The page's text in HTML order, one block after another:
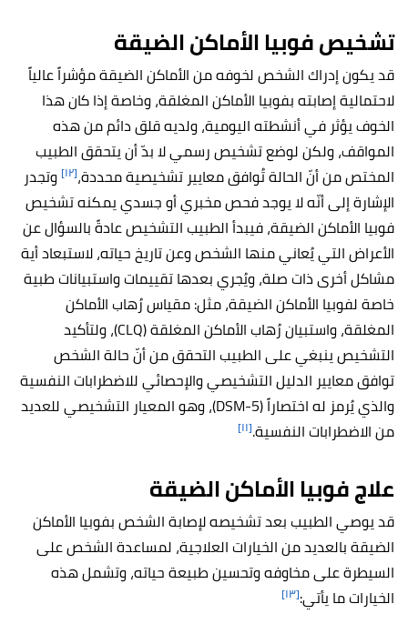
تشخيص فوبيا الأماكن الضيقة
قد يكون إدراك الشخص لخوفه من الأماكن الضيقة مؤشراً عالياً
لاحتمالية إصابته بفوبيا الأماكن المغلقة، وخاصة إذا كان هذا
الخوف يؤثر في أنشطته اليومية، ولديه قلق دائم من هذه
المواقف، ولكن لوضع تشخيص رسمي لا بدّ أن يتحقق الطبيب
المختص من أنّ الحالة تُوافق معايير تشخيصية محددة،[١٢]
وتجدر
الإشارة إلى أنّه لا يوجد فحص مخبري أو جسدي يمكنه تشخيص
فوبيا الأماكن الضيقة، فيبدأ الطبيب التشخيص عادةً بالسؤال عن
الأعراض التي يُعاني منها الشخص وعن تاريخ حياته، لاستبعاد أية
مشاكل أخرى ذات صلة، ويُجري بعدها تقييمات واستبيانات طبية
خاصة لفوبيا الأماكن الضيقة، مثل: مقياس رُهاب الأماكن
المغلقة، واستبيان رُهاب الأماكن المغلقة (CLQ)، ولتأكيد
التشخيص ينبغي على الطبيب التحقق من أنّ حالة الشخص
توافق معايير الدليل التشخيصي والإحصائي للاضطرابات النفسية
والذي يُرمز له اختصاراً (DSM-5)، وهو المعيار التشخيصي للعديد
من الاضطرابات النفسية.[١١]
علاج فوبيا الأماكن الضيقة
قد يوصي الطبيب بعد تشخيصه لإصابة الشخص بفوبيا الأماكن
الضيقة بالعديد من الخيارات العلاجية، لمساعدة الشخص على
السيطرة على مخاوفه وتحسين طبيعة حياته، وتشمل هذه
الخيارات ما يأتي:[١٣]